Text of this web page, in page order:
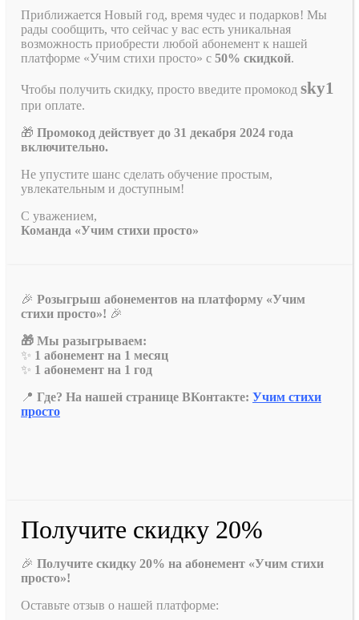
Приближается Новый год, время чудес и подарков! Мы
рады сообщить, что сейчас у вас есть уникальная
возможность приобрести любой абонемент к нашей
платформе «Учим стихи просто» с 50% скидкой.
Чтобы получить скидку, просто введите промокод sky1
при оплате.
🎁 Промокод действует до 31 декабря 2024 года
включительно.
Не упустите шанс сделать обучение простым,
увлекательным и доступным!
С уважением,
Команда «Учим стихи просто»
🎉 Розыгрыш абонементов на платформу «Учим
стихи просто»! 🎉
🎁 Мы разыгрываем:
✨ 1 абонемент на 1 месяц
✨ 1 абонемент на 1 год
📍 Где? На нашей странице ВКонтакте: Учим стихи
просто
Получите скидку 20%
🎉 Получите скидку 20% на абонемент «Учим стихи
просто»!
Оставьте отзыв о нашей платформе: